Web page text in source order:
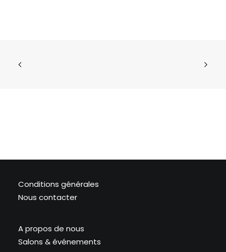
Conditions générales
Nous contacter
A propos de nous
Salons & événements